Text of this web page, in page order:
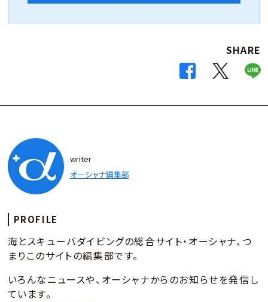
SHARE
writer
オーシャナ編集部
PROFILE
海とスキューバダイビングの総合サイト・オーシャナ、つ
まりこのサイトの編集部です。
いろんなニュースや、オーシャナからのお知らせを発信し
ています。